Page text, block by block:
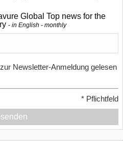
Global Top news for the
in English - monthly
Newsletter-Anmeldung gelesen
* Pflichtfeld